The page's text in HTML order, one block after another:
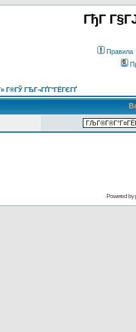
ГђГ
Правила
Г®ГЎ ГЂГ¬ГҐГ°ГЁГЄГҐ
Powered by